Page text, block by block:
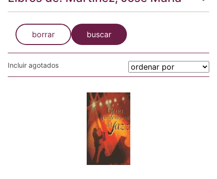
borrar buscar
Incluir agotados